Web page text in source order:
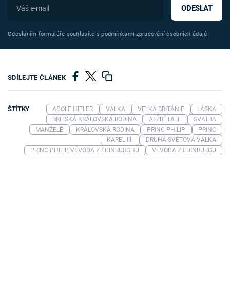
ODESLAT
Odesláním formuláře souhlasíte spodmínkami zpracování osobních údajů
SDÍLEJTE ČLÁNEK
ŠTÍTKY ADOLF HITLER VÁLKA VELKÁ BRITÁNIE
LÁSKA
BRITSKÁ KRÁLOVSKÁ RODINA
ALŽBĚTA II.
SVATBA
MANŽELÉ
KRÁLOVSKÁ RODINA PRINC PHILIP
PRINC
KAREL III.
DRUHÁ SVĚTOVÁ VÁLKA
PRINC PHILIP, VÉVODA Z EDINBURGHU
VÉVODA Z EDINBURGU